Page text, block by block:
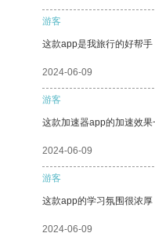
游客
这款app是我旅行的好帮手
2024-06-09
游客
这款加速器app的加速效果
2024-06-09
游客
这款app的学习氛围很浓厚
2024-06-09